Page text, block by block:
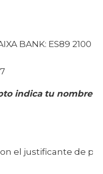
BANK: ES89 2100
indica tu nombre-
el justificante de